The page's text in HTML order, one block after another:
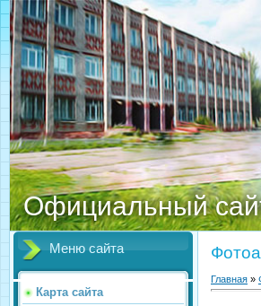
Официальный
Меню сайта
Карта сайта
Главная »